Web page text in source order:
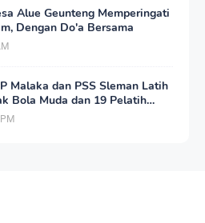
Alue Geunteng Memperingati
Dengan Do'a Bersama
Malaka dan PSS Sleman Latih
Bola Muda dan 19 Pelatih